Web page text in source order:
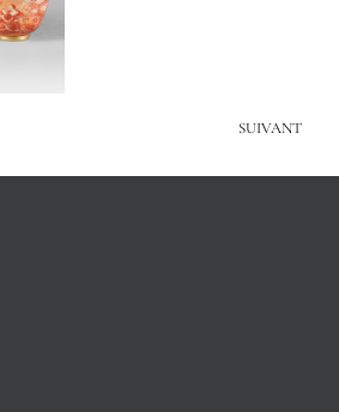
SUIVANT